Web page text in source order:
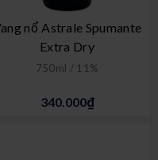
nổ Astrale Spumante
Extra Dry
750ml / 11%
340.000₫